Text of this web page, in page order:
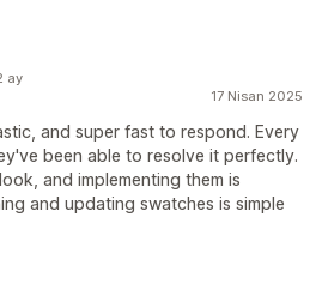
17 Nisan 2025
and super fast to respond. Every
been able to resolve it perfectly.
and implementing them is
and updating swatches is simple
ay